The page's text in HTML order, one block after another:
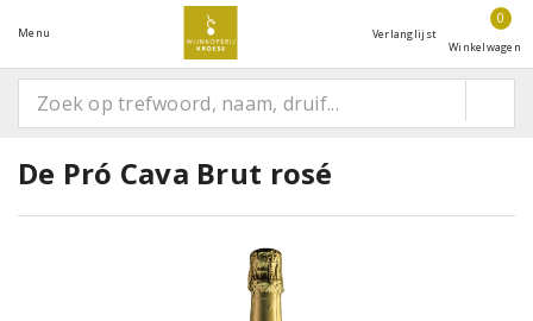
Menu Verlanglijst
0
Winkelwagen
De Pró Cava Brut rosé